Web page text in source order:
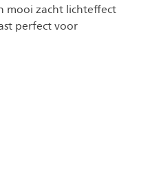
mooi zacht lichteffect
perfect voor